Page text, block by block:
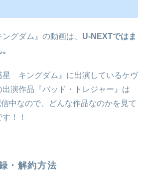
グダム』の動画は、 U-NEXTではま
星 キングダム』に出演しているケヴ
出演作品『バッド・トレジャー』は
中なので、どんな作品なのかを見て
！！
・解約方法